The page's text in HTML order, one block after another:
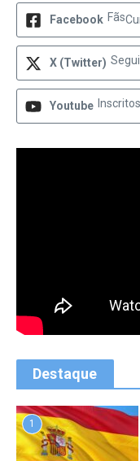
Facebook Fãs
X (Twitter)
Youtube Inscritos
Destaque
1